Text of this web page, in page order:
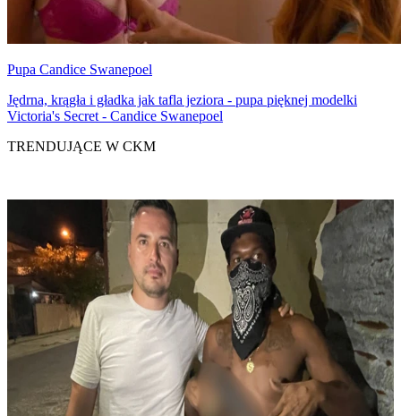
Pupa Candice Swanepoel
Jędrna, krągła i gładka jak tafla jeziora - pupa pięknej modelki
Victoria's Secret - Candice Swanepoel
TRENDUJĄCE W CKM